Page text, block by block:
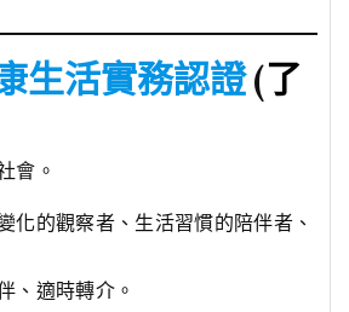
生活實務認證(了
會。
化的觀察者、生活習慣的陪伴者、
、適時轉介。